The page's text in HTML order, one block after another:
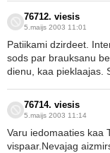
76712. viesis
5.maijs 2003 11:01
Patiikami dzirdeet.
sods par brauksanu
dienu, kaa pieklaajas.
76714. viesis
5.maijs 2003 11:14
Varu iedomaaties kaa
vispaar.Nevajag